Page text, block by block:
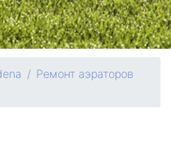
Ремонт аэраторов